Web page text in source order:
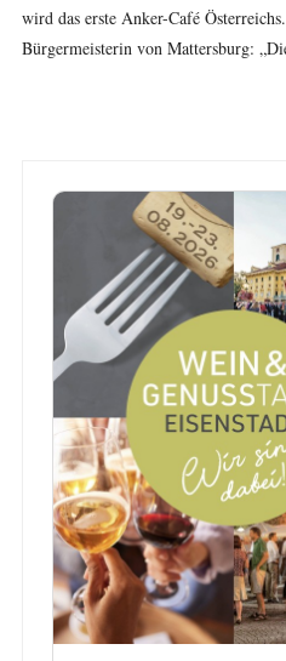
wird das erste Anker-Café
Bürgermeisterin von Mattersburg: